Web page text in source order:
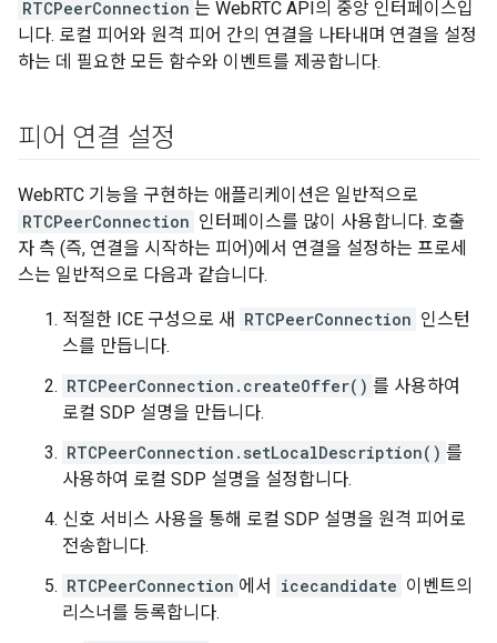
RTCPeerConnection 는 WebRTC API의 중앙 인터페이스입
니다. 로컬 피어와 원격 피어 간의 연결을 나타내며 연결을 설정
하는 데 필요한 모든 함수와 이벤트를 제공합니다.
피어 연결 설정
WebRTC 기능을 구현하는 애플리케이션은 일반적으로
RTCPeerConnection 인터페이스를 많이 사용합니다. 호출
자 측 (즉, 연결을 시작하는 피어)에서 연결을 설정하는 프로세
스는 일반적으로 다음과 같습니다.
적절한 ICE 구성으로 새 RTCPeerConnection 인스턴
스를 만듭니다.
RTCPeerConnection.createOffer() 를 사용하여
로컬 SDP 설명을 만듭니다.
RTCPeerConnection.setLocalDescription() 를
사용하여 로컬 SDP 설명을 설정합니다.
신호 서비스 사용을 통해 로컬 SDP 설명을 원격 피어로
전송합니다.
RTCPeerConnection 에서 icecandidate 이벤트의
리스너를 등록합니다.